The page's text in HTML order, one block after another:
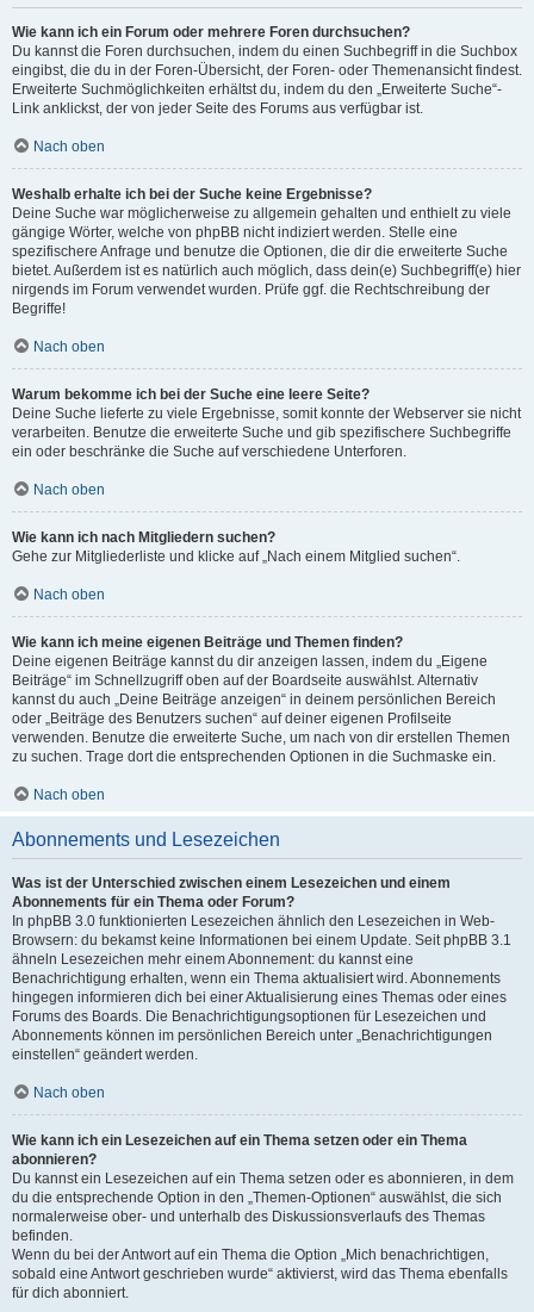
Wie kann ich ein Forum oder mehrere Foren durchsuchen?
Du kannst die Foren durchsuchen, indem du einen Suchbegriff in die Suchbox
eingibst, die du in der Foren-Übersicht, der Foren- oder Themenansicht findest.
Erweiterte Suchmöglichkeiten erhältst du, indem du den „Erweiterte Suche“-
Link anklickst, der von jeder Seite des Forums aus verfügbar ist.
Nach oben
Weshalb erhalte ich bei der Suche keine Ergebnisse?
Deine Suche war möglicherweise zu allgemein gehalten und enthielt zu viele
gängige Wörter, welche von phpBB nicht indiziert werden. Stelle eine
spezifischere Anfrage und benutze die Optionen, die dir die erweiterte Suche
bietet. Außerdem ist es natürlich auch möglich, dass dein(e) Suchbegriff(e) hier
nirgends im Forum verwendet wurden. Prüfe ggf. die Rechtschreibung der
Begriffe!
Nach oben
Warum bekomme ich bei der Suche eine leere Seite?
Deine Suche lieferte zu viele Ergebnisse, somit konnte der Webserver sie nicht
verarbeiten. Benutze die erweiterte Suche und gib spezifischere Suchbegriffe
ein oder beschränke die Suche auf verschiedene Unterforen.
Nach oben
Wie kann ich nach Mitgliedern suchen?
Gehe zur Mitgliederliste und klicke auf „Nach einem Mitglied suchen“.
Nach oben
Wie kann ich meine eigenen Beiträge und Themen finden?
Deine eigenen Beiträge kannst du dir anzeigen lassen, indem du „Eigene
Beiträge“ im Schnellzugriff oben auf der Boardseite auswählst. Alternativ
kannst du auch „Deine Beiträge anzeigen“ in deinem persönlichen Bereich
oder „Beiträge des Benutzers suchen“ auf deiner eigenen Profilseite
verwenden. Benutze die erweiterte Suche, um nach von dir erstellen Themen
zu suchen. Trage dort die entsprechenden Optionen in die Suchmaske ein.
Nach oben
Abonnements und Lesezeichen
Was ist der Unterschied zwischen einem Lesezeichen und einem
Abonnements für ein Thema oder Forum?
In phpBB 3.0 funktionierten Lesezeichen ähnlich den Lesezeichen in Web-
Browsern: du bekamst keine Informationen bei einem Update. Seit phpBB 3.1
ähneln Lesezeichen mehr einem Abonnement: du kannst eine
Benachrichtigung erhalten, wenn ein Thema aktualisiert wird. Abonnements
hingegen informieren dich bei einer Aktualisierung eines Themas oder eines
Forums des Boards. Die Benachrichtigungsoptionen für Lesezeichen und
Abonnements können im persönlichen Bereich unter „Benachrichtigungen
einstellen“ geändert werden.
Nach oben
Wie kann ich ein Lesezeichen auf ein Thema setzen oder ein Thema
abonnieren?
Du kannst ein Lesezeichen auf ein Thema setzen oder es abonnieren, in dem
du die entsprechende Option in den „Themen-Optionen“ auswählst, die sich
normalerweise ober- und unterhalb des Diskussionsverlaufs des Themas
befinden.
Wenn du bei der Antwort auf ein Thema die Option „Mich benachrichtigen,
sobald eine Antwort geschrieben wurde“ aktivierst, wird das Thema ebenfalls
für dich abonniert.